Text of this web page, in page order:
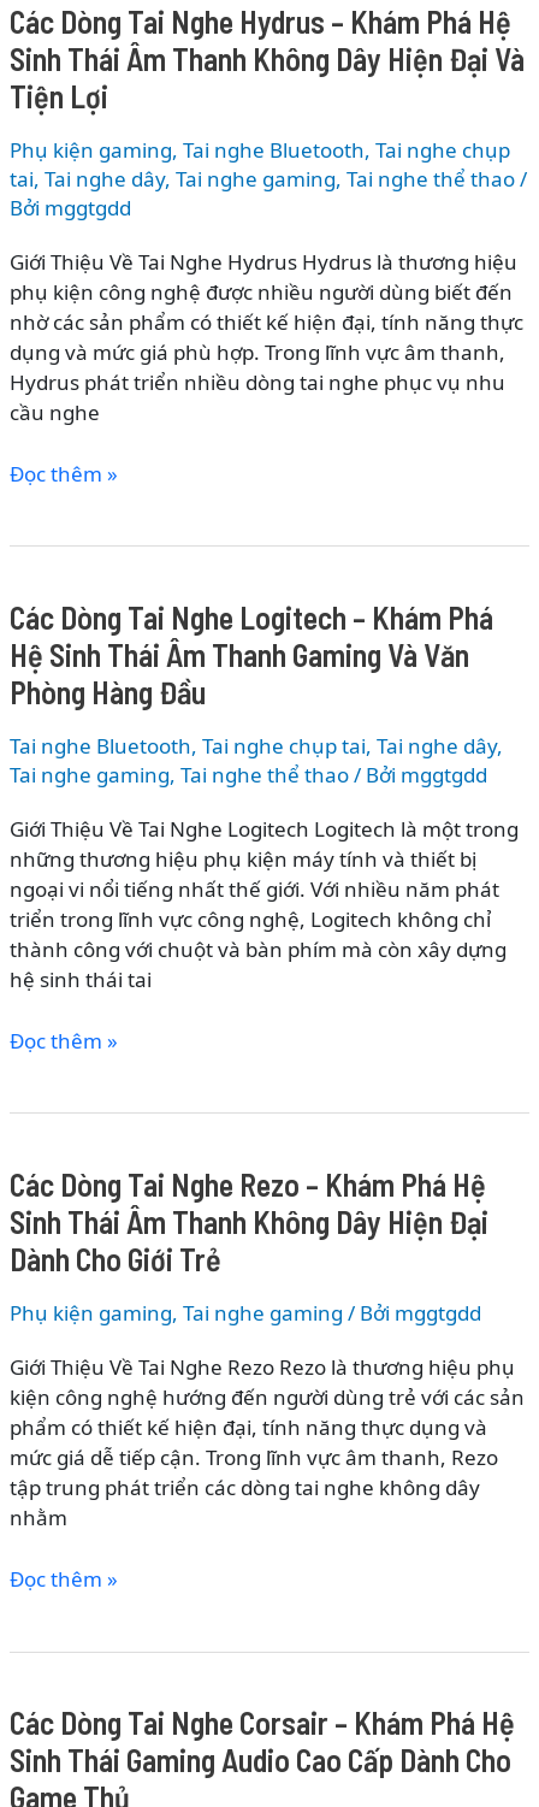
&
Wilkins
–
Khám
Phá
Hệ
Sinh
Âm
Thanh
Hi-
End
Đẳng
Cấp
Quốc
Các Dòng Tai Nghe Hydrus – Khám Phá Hệ
Sinh Thái Âm Thanh Không Dây Hiện Đại Và
Tiện Lợi
Phụ kiện gaming, Tai nghe Bluetooth, Tai nghe chụp
tai, Tai nghe dây, Tai nghe gaming, Tai nghe thể thao/
Bởi mggtgdd
Giới Thiệu Về Tai Nghe Hydrus Hydrus là thương hiệu
phụ kiện công nghệ được nhiều người dùng biết đến
nhờ các sản phẩm có thiết kế hiện đại, tính năng thực
dụng và mức giá phù hợp. Trong lĩnh vực âm thanh,
Hydrus phát triển nhiều dòng tai nghe phục vụ nhu
cầu nghe
Các
–
Khám
Phá
Hệ
Sinh
Thái
Thanh
Không
Dây
Hiện
Đại
Và
Lợi
Đọc thêm »
Các Dòng Tai Nghe Logitech – Khám Phá
Hệ Sinh Thái Âm Thanh Gaming Và Văn
Phòng Hàng Đầu
Tai nghe Bluetooth, Tai nghe chụp tai, Tai nghe dây,
Tai nghe gaming, Tai nghe thể thao/ Bởi mggtgdd
Giới Thiệu Về Tai Nghe Logitech Logitech là một trong
những thương hiệu phụ kiện máy tính và thiết bị
ngoại vi nổi tiếng nhất thế giới. Với nhiều năm phát
triển trong lĩnh vực công nghệ, Logitech không chỉ
thành công với chuột và bàn phím mà còn xây dựng
hệ sinh thái tai
Các
–
Khám
Phá
Hệ
Sinh
Âm
Thanh
Gaming
Và
Văn
Phòng
Đầu
Đọc thêm »
Các Dòng Tai Nghe Rezo – Khám Phá Hệ
Sinh Thái Âm Thanh Không Dây Hiện Đại
Dành Cho Giới Trẻ
Phụ kiện gaming, Tai nghe gaming / Bởi mggtgdd
Giới Thiệu Về Tai Nghe Rezo Rezo là thương hiệu phụ
kiện công nghệ hướng đến người dùng trẻ với các sản
phẩm có thiết kế hiện đại, tính năng thực dụng và
mức giá dễ tiếp cận. Trong lĩnh vực âm thanh, Rezo
tập trung phát triển các dòng tai nghe không dây
nhằm
Các
–
Khám
Phá
Đọc thêm »
Các Dòng Tai Nghe Corsair – Khám Phá Hệ
Sinh Thái Gaming Audio Cao Cấp Dành Cho
Game Thủ